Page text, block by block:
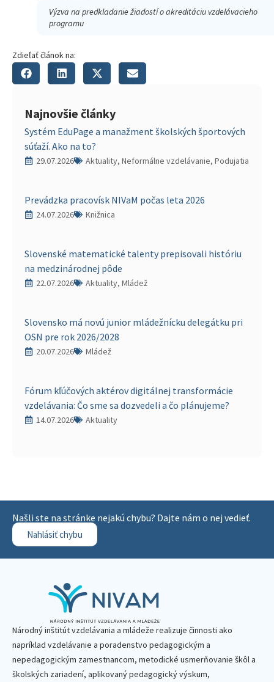
Výzva na predkladanie žiadostí o akreditáciu vzdelávacieho
programu
Zdieľať článok na:
Najnovšie články
Systém EduPage a manažment školských športových
súťaží. Ako na to?
29.07.2026 Aktuality, Neformálne vzdelávanie, Podujatia
Prevádzka pracovísk NIVaM počas leta 2026
24.07.2026 Knižnica
Slovenské matematické talenty prepisovali históriu
na medzinárodnej pôde
22.07.2026 Aktuality, Mládež
Slovensko má novú junior mládežnícku delegátku pri
OSN pre rok 2026/2028
20.07.2026 Mládež
Fórum kľúčových aktérov digitálnej transformácie
vzdelávania: Čo sme sa dozvedeli a čo plánujeme?
14.07.2026 Aktuality
Našli ste na stránke nejakú chybu? Dajte nám o nej vedieť.
Nahlásiť chybu
Národný inštitút vzdelávania a mládeže realizuje činnosti ako
napríklad vzdelávanie a poradenstvo pedagogickým a
nepedagogickým zamestnancom, metodické usmerňovanie škôl a
školských zariadení, aplikovaný pedagogický výskum,